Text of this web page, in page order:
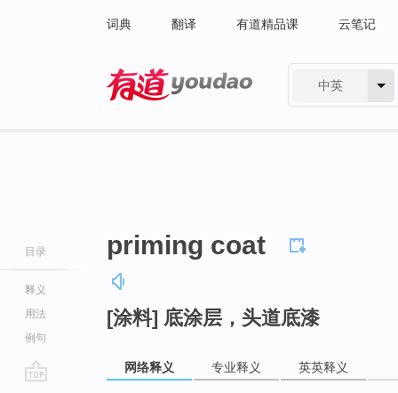
词典 翻译 有道精品课 云笔记
中英
目录
释义
用法
例句
priming coat
[涂料] 底涂层，头道底漆
网络释义 专业释义 英英释义